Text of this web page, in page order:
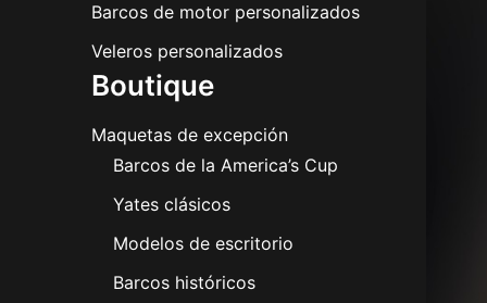
Barcos de motor personalizados
Veleros personalizados
Boutique
Maquetas de excepción
Barcos de la America’s Cup
Yates clásicos
Modelos de escritorio
Barcos históricos